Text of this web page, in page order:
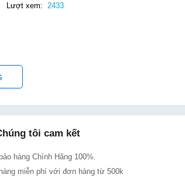
Lượt xem: 2433
tôi cam kết
hàng Chính Hãng 100%.
miễn phí với đơn hàng từ 500k